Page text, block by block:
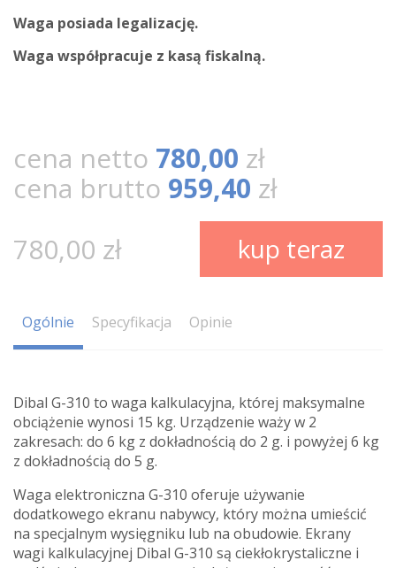
Waga posiada legalizację.
Waga współpracuje z kasą fiskalną.
cena netto 780,00 zł
cena brutto 959,40 zł
780,00 zł
kup teraz
Ogólnie Specyfikacja Opinie
Dibal G-310 to waga kalkulacyjna, której maksymalne
obciążenie wynosi 15 kg. Urządzenie waży w 2
zakresach: do 6 kg z dokładnością do 2 g. i powyżej 6 kg
z dokładnością do 5 g.
Waga elektroniczna G-310 oferuje używanie
dodatkowego ekranu nabywcy, który można umieścić
na specjalnym wysięgniku lub na obudowie. Ekrany
wagi kalkulacyjnej Dibal G-310 są ciekłokrystaliczne i